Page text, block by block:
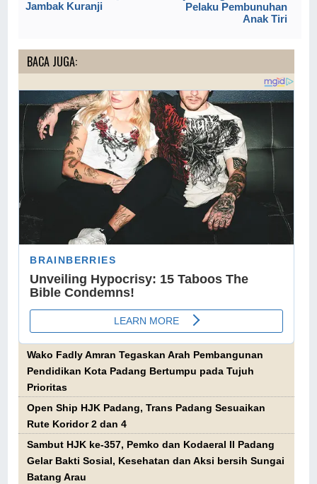
Jambak Kuranji
Pelaku Pembunuhan
Anak Tiri
BACA JUGA:
Wako Fadly Amran Tegaskan Arah Pembangunan
Pendidikan Kota Padang Bertumpu pada Tujuh
Prioritas
Open Ship HJK Padang, Trans Padang Sesuaikan
Rute Koridor 2 dan 4
Sambut HJK ke-357, Pemko dan Kodaeral II Padang
Gelar Bakti Sosial, Kesehatan dan Aksi bersih Sungai
Batang Arau